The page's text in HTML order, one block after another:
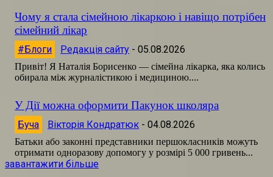
Чому я стала сімейною лікаркою і навіщо потрібен
сімейний лікар
#Блоги Редакція сайту - 05.08.2026
Привіт! Я Наталія Борисенко — сімейна лікарка, яка колись
обирала між журналістикою і медициною....
У Дії можна оформити Пакунок школяра
Буча Вікторія Кондратюк - 04.08.2026
Батьки або законні представники першокласників можуть
отримати одноразову допомогу у розмірі 5 000 гривень...
завантажити більше